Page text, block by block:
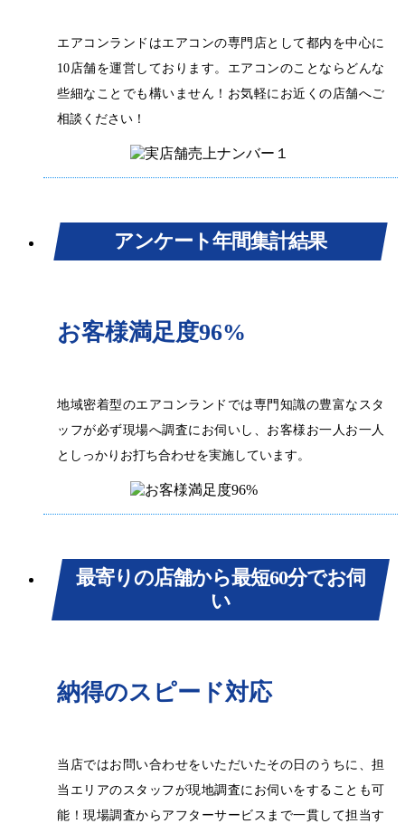
エアコンランドはエアコンの専門店として都内を中心に
10店舗を運営しております。エアコンのことならどんな
些細なことでも構いません！お気軽にお近くの店舗へご
相談ください！
アンケート年間集計結果
お客様満足度96%
地域密着型のエアコンランドでは専門知識の豊富なスタ
ッフが必ず現場へ調査にお伺いし、お客様お一人お一人
としっかりお打ち合わせを実施しています。
最寄りの店舗から最短60分でお伺
い
納得のスピード対応
当店ではお問い合わせをいただいたその日のうちに、担
当エリアのスタッフが現地調査にお伺いをすることも可
能！現場調査からアフターサービスまで一貫して担当す